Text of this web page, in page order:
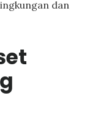
dan